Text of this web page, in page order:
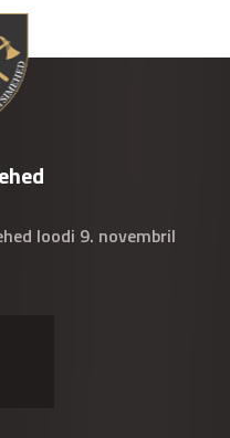
loodi 9. novembril